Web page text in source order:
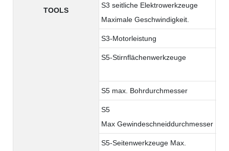
TOOLS
S3 seitliche Elektrowerkzeuge
Maximale Geschwindigkeit.
S3-Motorleistung
S5-Stirnflächenwerkzeuge
S5 max. Bohrdurchmesser
S5
Max Gewindeschneiddurchmesser
S5-Seitenwerkzeuge Max.